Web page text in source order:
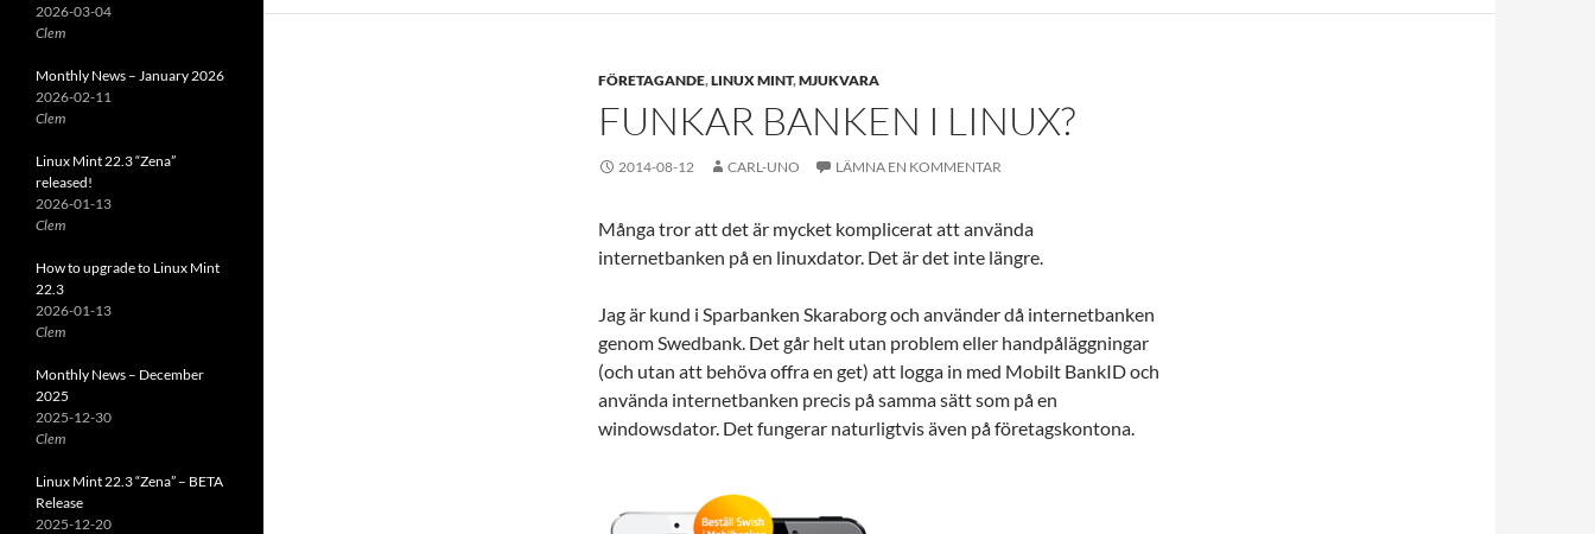
FÖRETAGANDE,LINUX MINT,MJUKVARA
FUNKAR BANKEN I LINUX?
2014-08-12 CARL-UNO LÄMNA EN KOMMENTAR
Många tror att det är mycket komplicerat att använda
internetbanken på en linuxdator. Det är det inte längre.
Jag är kund i Sparbanken Skaraborg och använder då internetbanken
genom Swedbank. Det går helt utan problem eller handpåläggningar
(och utan att behöva offra en get) att logga in med Mobilt BankID och
använda internetbanken precis på samma sätt som på en
windowsdator. Det fungerar naturligtvis även på företagskontona.
2026-03-04
Clem
Monthly News – January 2026
2026-02-11
Clem
Linux Mint 22.3 “Zena”
released!
2026-01-13
Clem
How to upgrade to Linux Mint
22.3
2026-01-13
Clem
Monthly News – December
2025
2025-12-30
Clem
Linux Mint 22.3 “Zena” – BETA
Release
2025-12-20